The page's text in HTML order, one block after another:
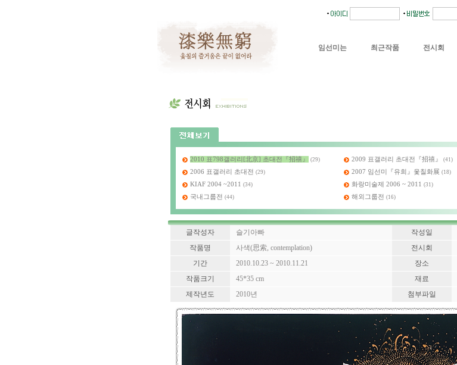
임선미는 최근작품 전시회
2010 표798갤러리[北京] 초대전『招禧』 (29) 2009 표갤러리 초대전『招禧』 (41)
2006 표갤러리 초대전 (29) 2007 임선미『유희』옻칠화展 (18)
KIAF 2004 ~2011 (34) 화랑미술제 2006 ~ 2011 (31)
국내그룹전 (44) 해외그룹전 (16)
글작성자 슬기아빠 작성일
작품명 사색(思索, contemplation) 전시회
기간
2010.10.23 ~ 2010.11.21 장소
작품크기
45*35 cm 재료
제작년도
2010년 첨부파일